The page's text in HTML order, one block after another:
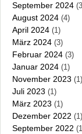
September 2024
August 2024 (4)
April 2024 (1)
März 2024 (3)
Februar 2024 (3)
Januar 2024 (1)
November 2023 (1)
Juli 2023 (1)
März 2023 (1)
Dezember 2022 (1)
September 2022